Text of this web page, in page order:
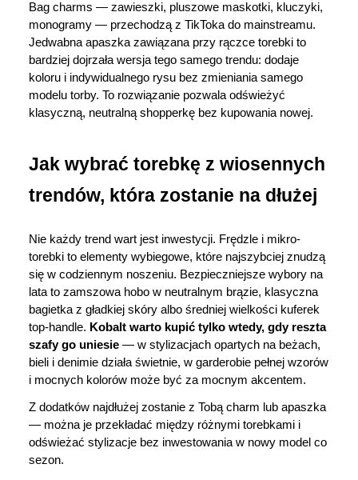
Bag charms — zawieszki, pluszowe maskotki, kluczyki,
monogramy — przechodzą z TikToka do mainstreamu.
Jedwabna apaszka zawiązana przy rączce torebki to
bardziej dojrzała wersja tego samego trendu: dodaje
koloru i indywidualnego rysu bez zmieniania samego
modelu torby. To rozwiązanie pozwala odświeżyć
klasyczną, neutralną shopperkę bez kupowania nowej.
Jak wybrać torebkę z wiosennych
trendów, która zostanie na dłużej
Nie każdy trend wart jest inwestycji. Frędzle i mikro-
torebki to elementy wybiegowe, które najszybciej znudzą
się w codziennym noszeniu. Bezpieczniejsze wybory na
lata to zamszowa hobo w neutralnym brązie, klasyczna
bagietka z gładkiej skóry albo średniej wielkości kuferek
top-handle. Kobalt warto kupić tylko wtedy, gdy reszta
szafy go uniesie — w stylizacjach opartych na beżach,
bieli i denimie działa świetnie, w garderobie pełnej wzorów
i mocnych kolorów może być za mocnym akcentem.
Z dodatków najdłużej zostanie z Tobą charm lub apaszka
— można je przekładać między różnymi torebkami i
odświeżać stylizacje bez inwestowania w nowy model co
sezon.